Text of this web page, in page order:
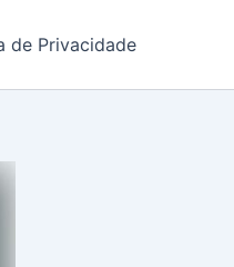
de Privacidade